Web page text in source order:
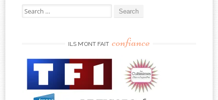
Search
for:
ILS M’ONT FAIT confiance